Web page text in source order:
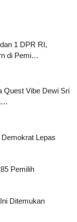
1 DPR RI,
di Pemi…
Quest Vibe Dewi Sri
Lepas
Pemilih
Ditemukan